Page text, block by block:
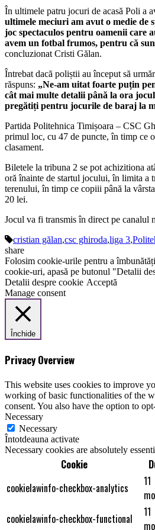
În ultimele patru jocuri de acasă Poli a
ultimele meciuri am avut o medie de
joc spectaculos pentru oamenii care
avem un fotbal frumos, pentru că
concluzionat Cristi Gălan.
Întrebat dacă poliștii au început să
răspuns: „Ne-am uitat foarte puțin
cât mai multe detalii până la ora
pregătiți pentru jocurile de baraj la
Partida Politehnica Timișoara – CSC
primul loc, cu 47 de puncte, în timp ce
clasament.
Biletele la tribuna 2 se pot achizitiona
oră înainte de startul jocului, în limita a
terenului, în timp ce copiii până la
20 lei.
Jocul va fi transmis în direct pe canalul
cristian gălan,csc ghiroda,liga 3,
share
Folosim cookie-urile pentru a
cookie-uri, apasă pe butonul "Detalii
Detalii despre cookie Acceptă
Manage consent
Închide
Privacy Overview
This website uses cookies to improve
working of basic functionalities of the
consent. You also have the option to
Necessary
Necessary
Întotdeauna activate
Necessary cookies are absolutely
Cookie
cookielawinfo-checkbox-analytics
11
cookielawinfo-checkbox-functional
11